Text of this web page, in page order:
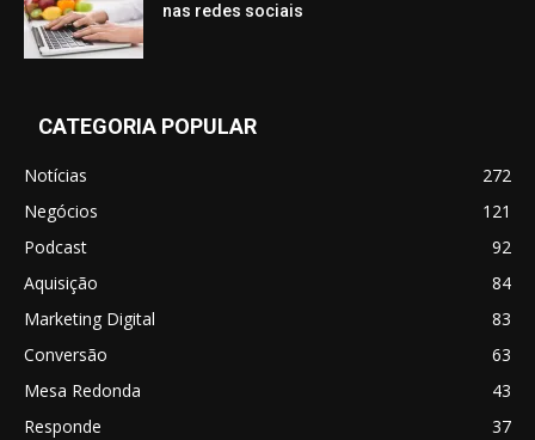
nas redes sociais
CATEGORIA POPULAR
Notícias
272
Negócios
121
Podcast
92
Aquisição
84
Marketing Digital
83
Conversão
63
Mesa Redonda
43
Responde
37